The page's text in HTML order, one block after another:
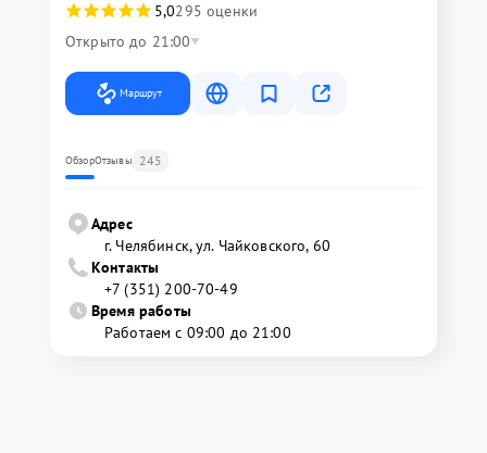
5,0295 оценки
Открыто до 21:00
Маршрут
ОбзорОтзывы 245
Адрес
г. Челябинск, ул. Чайковского, 60
Контакты
+7 (351) 200-70-49
Время работы
Работаем с 09:00 до 21:00